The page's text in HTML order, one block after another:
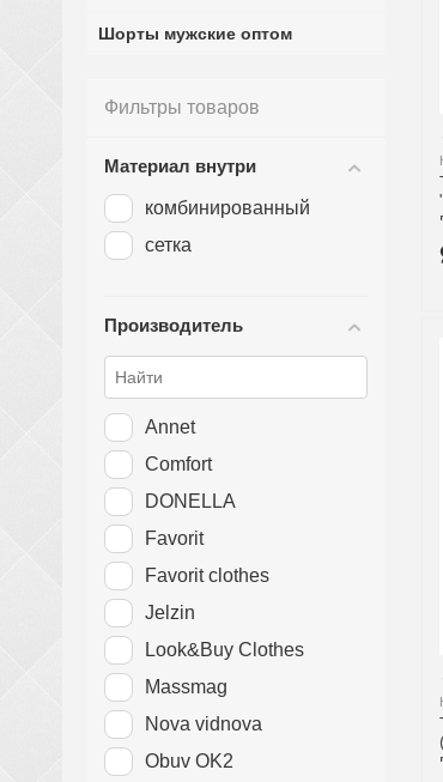
Шорты мужские оптом
Фильтры товаров
Материал внутри
комбинированный
сетка
Производитель
Annet
Comfort
DONELLA
Favorit
Favorit clothes
Jelzin
Look&Buy Clothes
Massmag
Nova vidnova
Obuv OK2